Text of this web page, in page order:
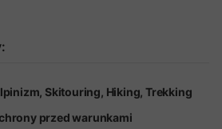
Skitouring, Hiking, Trekking
przed warunkami